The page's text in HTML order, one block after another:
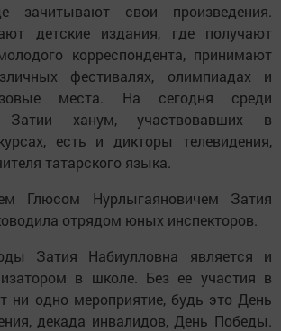
зачитывают свои произведения.
детские издания, где получают
корреспондента, принимают
фестивалях, олимпиадах и
места. На сегодня среди
Затии ханум, участвовавших в
есть и дикторы телевидения,
татарского языка.
Глюсом Нурлыгаяновичем Затия
отрядом юных инспекторов.
Затия Набиулловна является и
в школе. Без ее участия в
ни одно мероприятие, будь это День
декада инвалидов, День Победы.